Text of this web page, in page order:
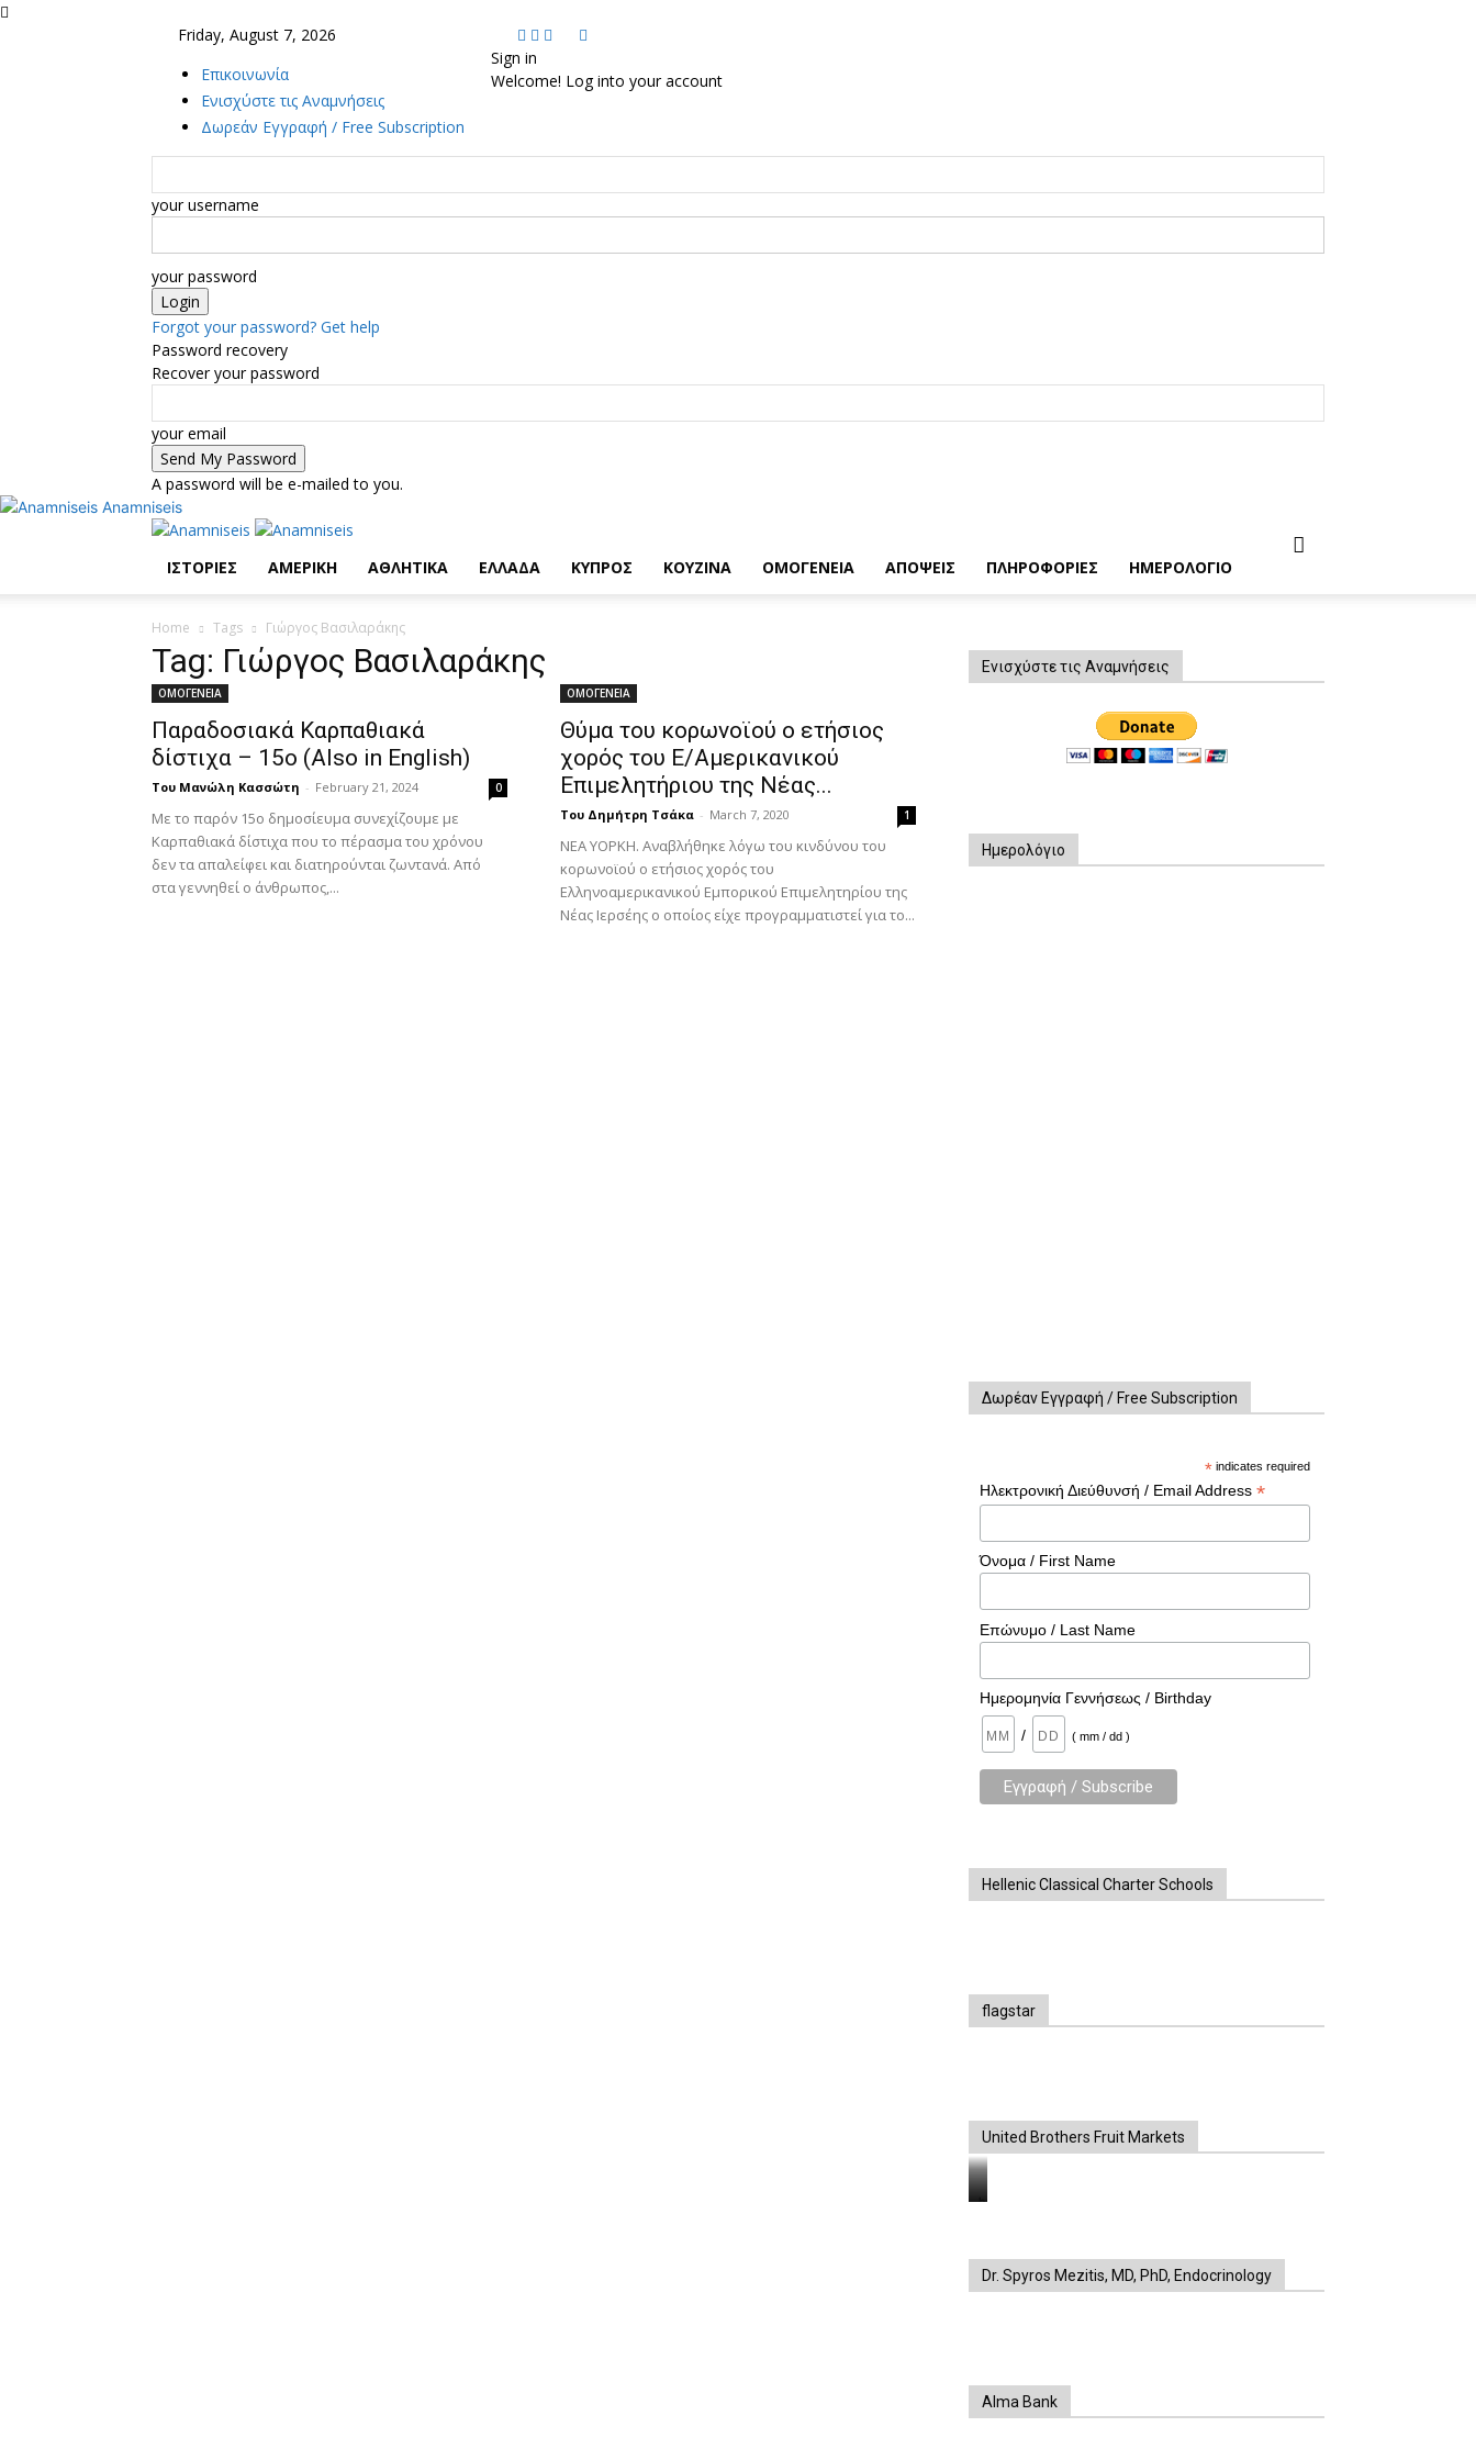
Friday, August 7, 2026
Επικοινωνία
Ενισχύστε τις Αναμνήσεις
Δωρεάν Εγγραφή / Free Subscription
Sign in
Welcome! Log into your account
your username
your password
Forgot your password? Get help
Password recovery
Recover your password
your email
A password will be e-mailed to you.
Anamniseis
ΙΣΤΟΡΙΕΣ ΑΜΕΡΙΚΗ ΑΘΛΗΤΙΚΑ ΕΛΛΑΔΑ ΚΥΠΡΟΣ ΚΟΥΖΙΝΑ ΟΜΟΓΕΝΕΙΑ ΑΠΟΨΕΙΣ ΠΛΗΡΟΦΟΡΙΕΣ ΗΜΕΡΟΛΟΓΙΟ
Home Tags Γιώργος Βασιλαράκης
Tag: Γιώργος Βασιλαράκης
ΟΜΟΓΕΝΕΙΑ
Παραδοσιακά Καρπαθιακά
δίστιχα – 15ο (Also in English)
Του Μανώλη Κασσώτη - February 21, 2024 0
Με το παρόν 15ο δημοσίευμα συνεχίζουμε με
Καρπαθιακά δίστιχα που το πέρασμα του χρόνου
δεν τα απαλείφει και διατηρούνται ζωντανά. Από
στα γεννηθεί ο άνθρωπος,...
ΟΜΟΓΕΝΕΙΑ
Θύμα του κορωνοϊού ο ετήσιος
χορός του Ε/Αμερικανικού
Επιμελητήριου της Νέας...
Του Δημήτρη Τσάκα - March 7, 2020 1
ΝΕΑ ΥΟΡΚΗ. Αναβλήθηκε λόγω του κινδύνου του
κορωνοϊού ο ετήσιος χορός του
Ελληνοαμερικανικού Εμπορικού Επιμελητηρίου της
Νέας Ιερσέης ο οποίος είχε προγραμματιστεί για το...
Ενισχύστε τις Αναμνήσεις
Ημερολόγιο
Δωρέαν Εγγραφή / Free Subscription
* indicates required
Ηλεκτρονική Διεύθυνσή / Email Address *
Όνομα / First Name
Επώνυμο / Last Name
Ημερομηνία Γεννήσεως / Birthday
/ ( mm / dd )
Hellenic Classical Charter Schools
flagstar
United Brothers Fruit Markets
https://www.unitedbrothersfruitmarkets.com/
https://www.unitedbrothersfruitmarkets.com/
Dr. Spyros Mezitis, MD, PhD, Endocrinology
Alma Bank